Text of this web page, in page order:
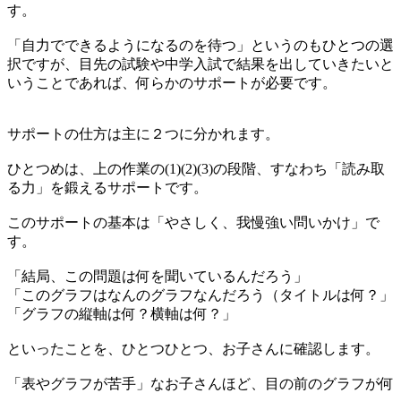
す。
「自力でできるようになるのを待つ」というのもひとつの選
択ですが、目先の試験や中学入試で結果を出していきたいと
いうことであれば、何らかのサポートが必要です。
サポートの仕方は主に２つに分かれます。
ひとつめは、上の作業の(1)(2)(3)の段階、すなわち「読み取
る力」を鍛えるサポートです。
このサポートの基本は「やさしく、我慢強い問いかけ」で
す。
「結局、この問題は何を聞いているんだろう」
「このグラフはなんのグラフなんだろう（タイトルは何？」
「グラフの縦軸は何？横軸は何？」
といったことを、ひとつひとつ、お子さんに確認します。
「表やグラフが苦手」なお子さんほど、目の前のグラフが何